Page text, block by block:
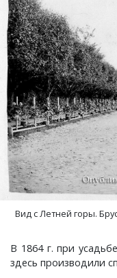
Вид с Летней горы.
В 1864 г. при
здесь производили
Рябиновка, деревня
Ряхово, село
Санаторий имени
Саулово, деревня
Семенигино, деревня
Семинова гора,
Сергеиха, деревня
Сереброво, деревня